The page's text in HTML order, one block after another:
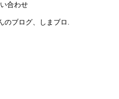
合わせ
ブログ、しまブロ.